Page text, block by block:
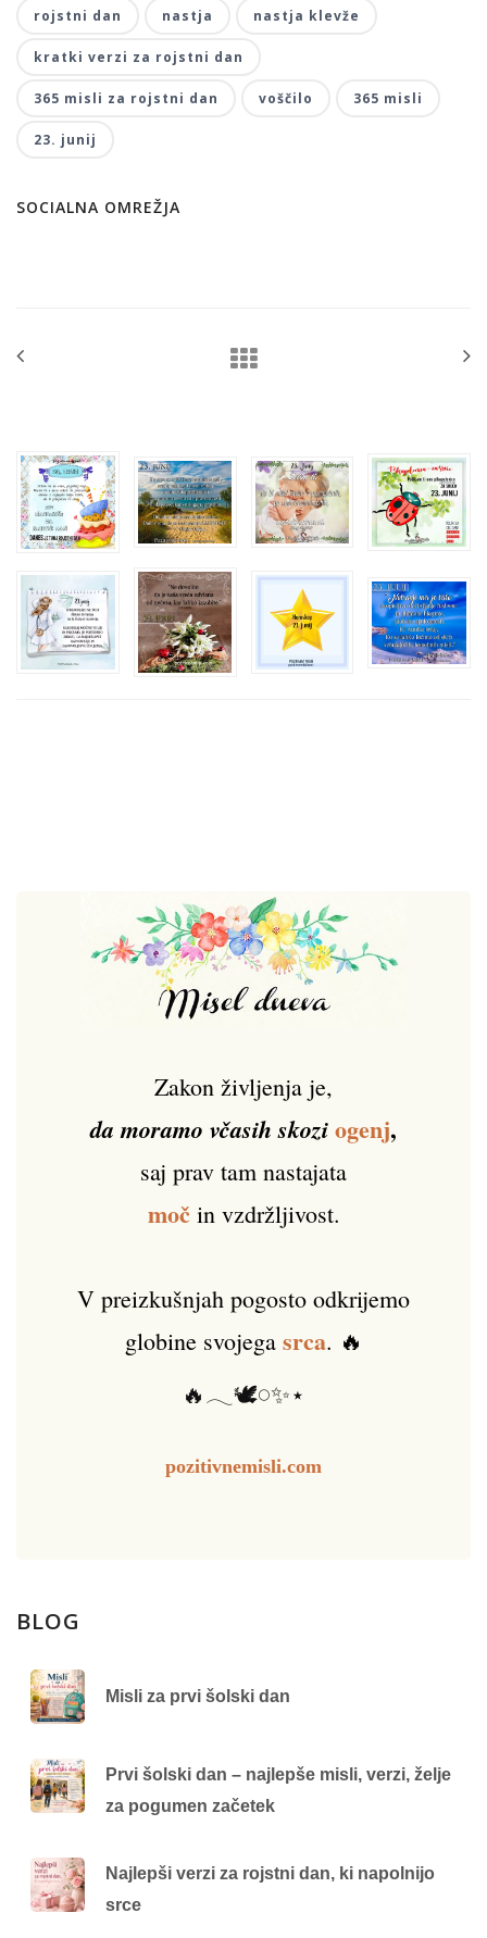
rojstni dan nastja nastja klevže
kratki verzi za rojstni dan
365 misli za rojstni dan voščilo 365 misli
23. junij
SOCIALNA OMREŽJA
Zakon življenja je,
da moramo včasih skoziogenj,
saj prav tam nastajata
močin vzdržljivost.
V preizkušnjah pogosto odkrijemo
globine svojega srca. 🔥
🔥𓂃🕊️𓏸✨⋆
pozitivnemisli.com
BLOG
Misli za prvi šolski dan
Prvi šolski dan – najlepše misli, verzi, želje
za pogumen začetek
Najlepši verzi za rojstni dan, ki napolnijo
srce